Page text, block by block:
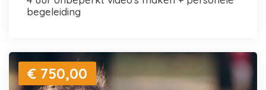
begeleiding
€ 750,00